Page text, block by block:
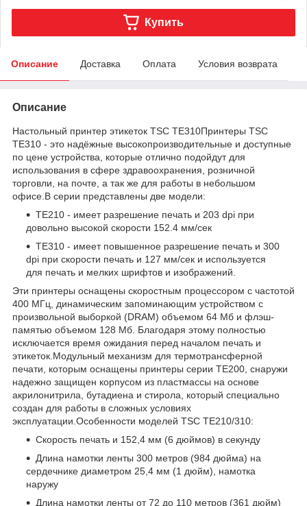
Купить
Описание Доставка Оплата Условия возврата
Описание
Настольный принтер этикеток TSC ТE310Принтеры TSC
TE310 - это надёжные высокопроизводительные и доступные
по цене устройства, которые отлично подойдут для
использования в сфере здравоохранения, розничной
торговли, на почте, а так же для работы в небольшом
офисе.В серии представлены две модели:
TE210 - имеет разрешение печать и 203 dpi при
довольно высокой скорости 152.4 мм/сек
TE310 - имеет повышенное разрешение печать и 300
dpi при скорости печать и 127 мм/сек и используется
для печать и мелких шрифтов и изображений.
Эти принтеры оснащены скоростным процессором с частотой
400 МГц, динамическим запоминающим устройством с
произвольной выборкой (DRAM) объемом 64 Мб и флэш-
памятью объемом 128 Мб. Благодаря этому полностью
исключается время ожидания перед началом печать и
этикеток.Модульный механизм для термотрансферной
печати, которым оснащены принтеры серии TE200, снаружи
надежно защищен корпусом из пластмассы на основе
акрилонитрила, бутадиена и стирола, который специально
создан для работы в сложных условиях
эксплуатации.Особенности моделей TSC TE210/310:
Скорость печать и 152,4 мм (6 дюймов) в секунду
Длина намотки ленты 300 метров (984 дюйма) на
сердечнике диаметром 25,4 мм (1 дюйм), намотка
наружу
Длина намотки ленты от 72 до 110 метров (361 дюйм)